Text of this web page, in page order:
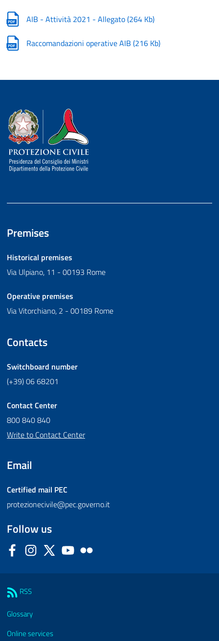
AIB - Attività 2021 - Allegato(264 Kb)
Raccomandazioni operative AIB (216 Kb)
Dipartimento della Protezione Civile
Premises
Historical premises
Via Ulpiano, 11 - 00193 Rome
Operative premises
Via Vitorchiano, 2 - 00189 Rome
Contacts
Switchboard number
(+39) 06 68201
Contact Center
800 840 840
Write to Contact Center
Email
Certified mail PEC
protezionecivile@pec.governo.it
Follow us
FacebookInstagram
Twitter YouTube
RSS
Glossary
Online services